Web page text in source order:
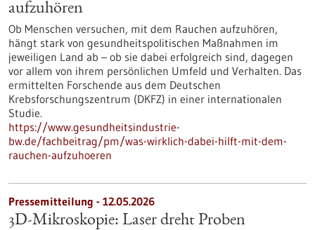
aufzuhören
Ob Menschen versuchen, mit dem Rauchen aufzuhören,
hängt stark von gesundheitspolitischen Maßnahmen im
jeweiligen Land ab – ob sie dabei erfolgreich sind, dagegen
vor allem von ihrem persönlichen Umfeld und Verhalten. Das
ermittelten Forschende aus dem Deutschen
Krebsforschungszentrum (DKFZ) in einer internationalen
Studie.
https://www.gesundheitsindustrie-
bw.de/fachbeitrag/pm/was-wirklich-dabei-hilft-mit-dem-
rauchen-aufzuhoeren
Pressemitteilung - 12.05.2026
3D-Mikroskopie: Laser dreht Proben